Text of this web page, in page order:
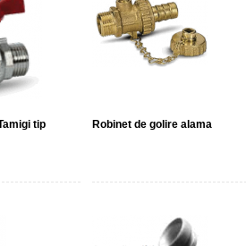
tip
Robinet de golire alama